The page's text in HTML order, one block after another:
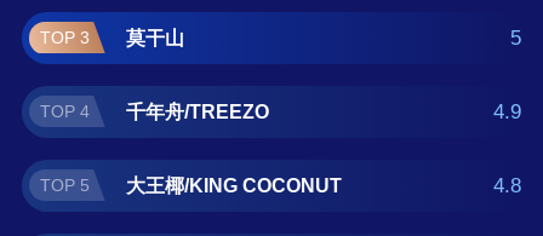
果您正在查找免漆板什么牌子好？那么本免漆
板十大品牌榜单可供您作为选购参考，我们致
力于用最真实的用户数据推荐口碑最好的免漆
板品牌，让您选得放心。(榜单每月更新一次)
TOP 3 莫干山 5
TOP 4 千年舟/TREEZO 4.9
TOP 5 大王椰/KING COCONUT 4.8